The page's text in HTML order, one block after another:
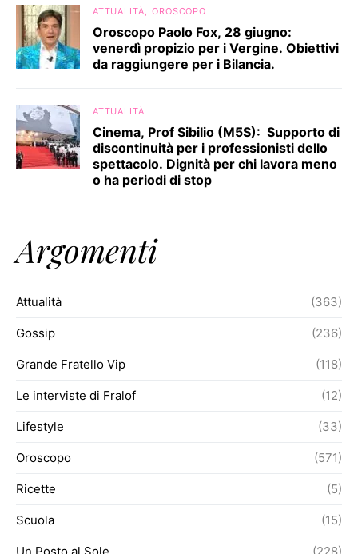
ATTUALITÀ OROSCOPO
Oroscopo Paolo Fox, 28 giugno:
venerdì propizio per i Vergine. Obiettivi
da raggiungere per i Bilancia.
ATTUALITÀ
Cinema, Prof Sibilio (M5S): Supporto di
discontinuità per i professionisti dello
spettacolo. Dignità per chi lavora meno
o ha periodi di stop
Argomenti
Attualità (363)
Gossip (236)
Grande Fratello Vip (118)
Le interviste di Fralof (12)
Lifestyle (33)
Oroscopo (571)
Ricette (5)
Scuola (15)